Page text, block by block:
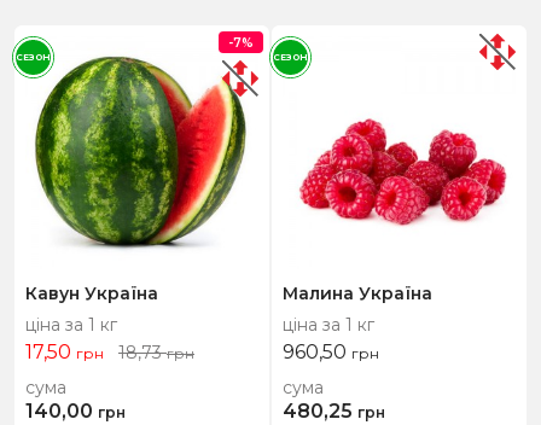
Кавун Україна
ціна за 1 кг
17,50 грн 18,73грн
сума
140,00 грн
-7%
СЕЗОН
Малина Україна
ціна за 1 кг
960,50 грн
сума
480,25 грн
СЕЗОН